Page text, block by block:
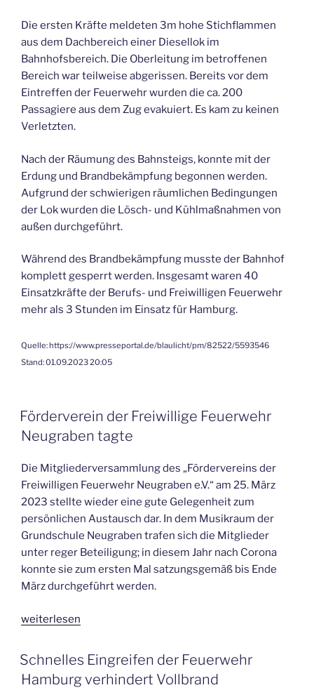
Die ersten Kräfte meldeten 3m hohe Stichflammen
aus dem Dachbereich einer Diesellok im
Bahnhofsbereich. Die Oberleitung im betroffenen
Bereich war teilweise abgerissen. Bereits vor dem
Eintreffen der Feuerwehr wurden die ca. 200
Passagiere aus dem Zug evakuiert. Es kam zu keinen
Verletzten.
Nach der Räumung des Bahnsteigs, konnte mit der
Erdung und Brandbekämpfung begonnen werden.
Aufgrund der schwierigen räumlichen Bedingungen
der Lok wurden die Lösch- und Kühlmaßnahmen von
außen durchgeführt.
Während des Brandbekämpfung musste der Bahnhof
komplett gesperrt werden. Insgesamt waren 40
Einsatzkräfte der Berufs- und Freiwilligen Feuerwehr
mehr als 3 Stunden im Einsatz für Hamburg.
Quelle: https://www.presseportal.de/blaulicht/pm/82522/5593546
Stand: 01.09.2023 20:05
VERÖFFENTLICHT
AM
Förderverein der Freiwillige Feuerwehr
Neugraben tagte
Die Mitgliederversammlung des „Fördervereins der
Freiwilligen Feuerwehr Neugraben e.V.“ am 25. März
2023 stellte wieder eine gute Gelegenheit zum
persönlichen Austausch dar. In dem Musikraum der
Grundschule Neugraben trafen sich die Mitglieder
unter reger Beteiligung; in diesem Jahr nach Corona
konnte sie zum ersten Mal satzungsgemäß bis Ende
März durchgeführt werden.
„Förderverein
Freiwillige
Feuerwehr
Neugraben
weiterlesen
VERÖFFENTLICHT
AM
Schnelles Eingreifen der Feuerwehr
Hamburg verhindert Vollbrand